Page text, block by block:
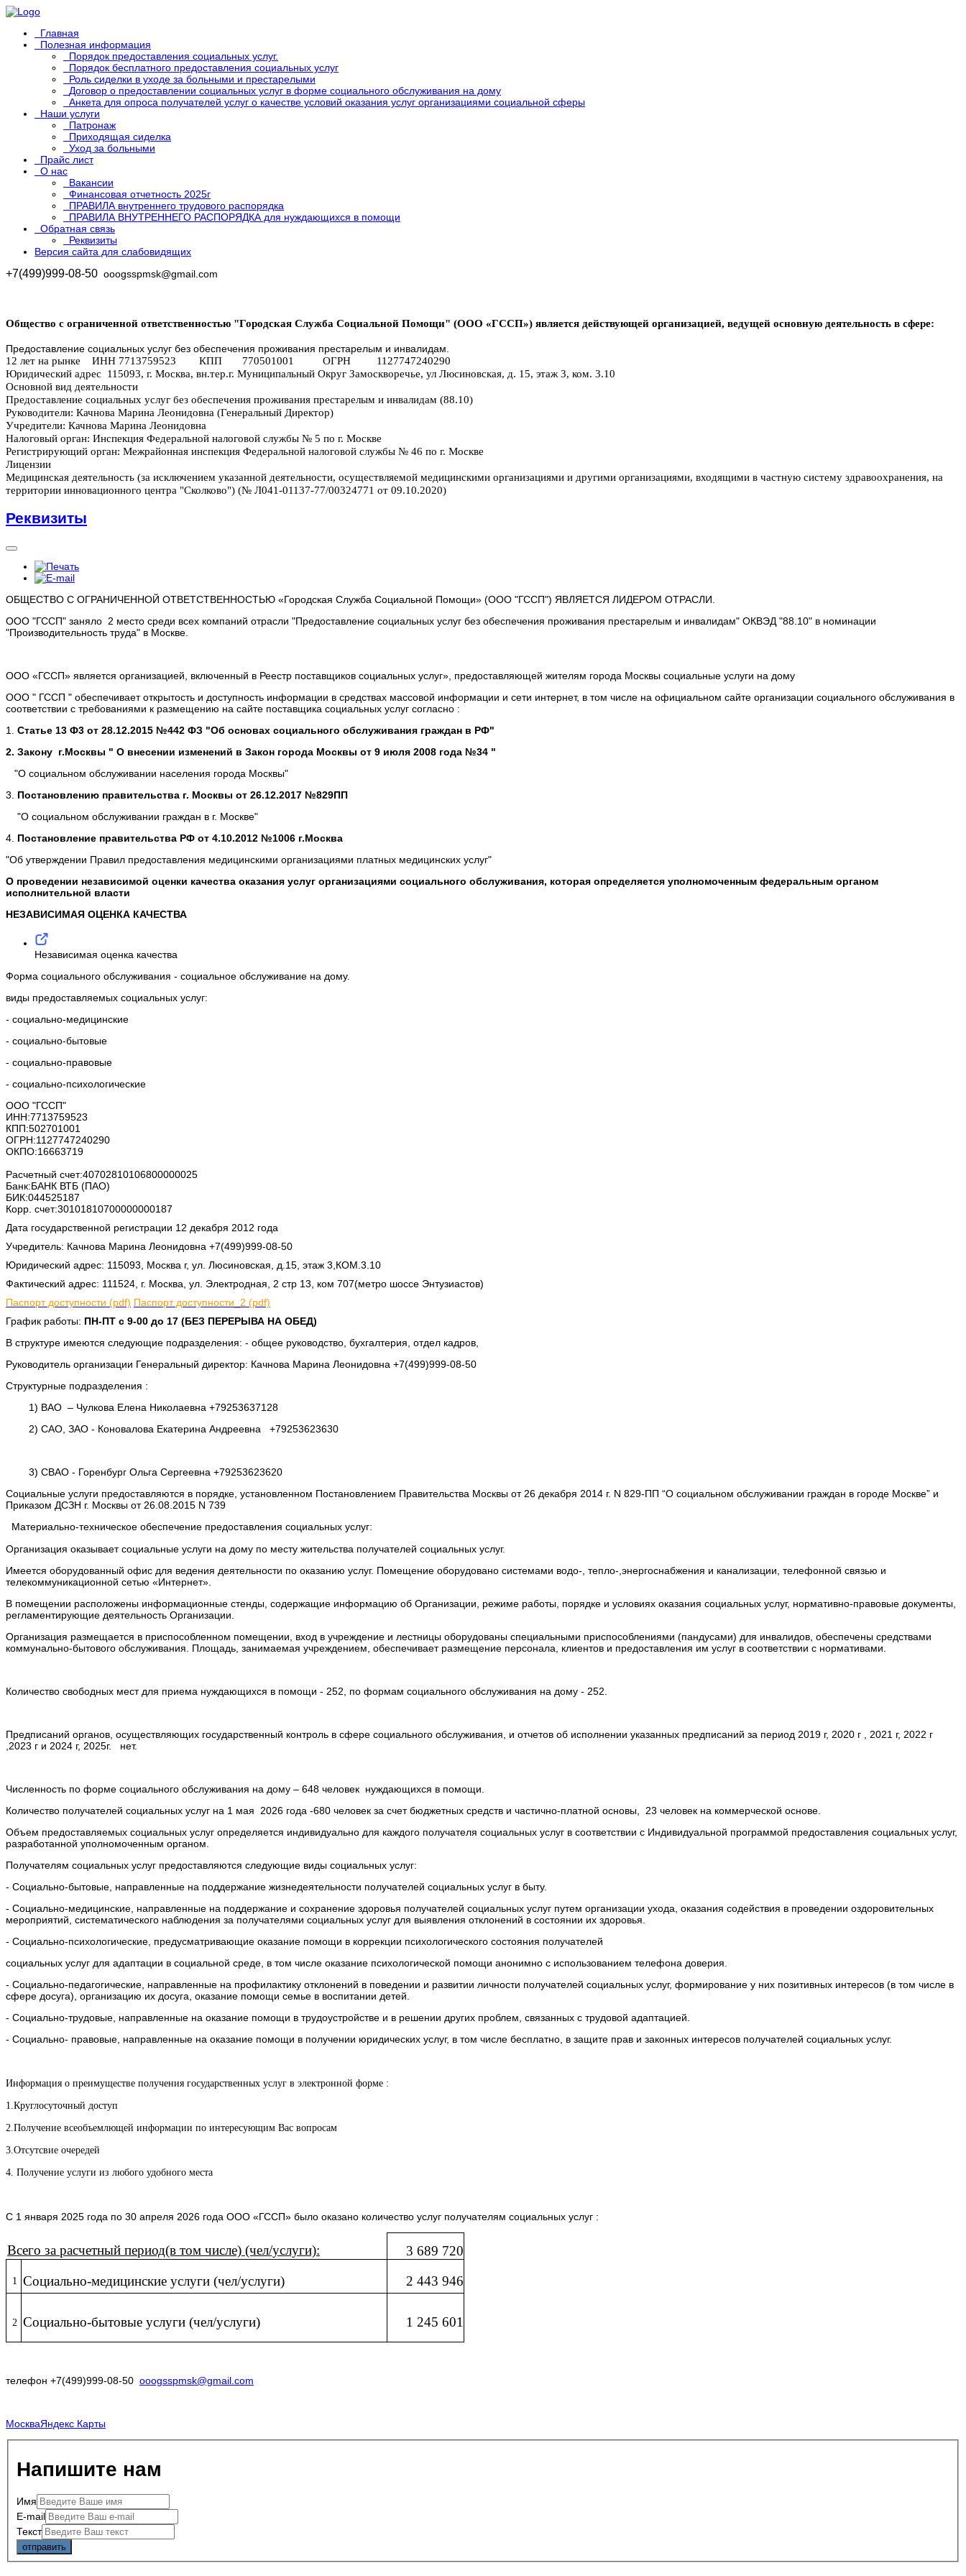
Главная
Полезная информация
Порядок предоставления социальных услуг.
Порядок бесплатного предоставления социальных услуг
Роль сиделки в уходе за больными и престарелыми
Договор о предоставлении социальных услуг в форме социального обслуживания на дому
Анкета для опроса получателей услуг о качестве условий оказания услуг организациями социальной сферы
Наши услуги
Патронаж
Приходящая сиделка
Уход за больными
Прайс лист
О нас
Вакансии
Финансовая отчетность 2025г
ПРАВИЛА внутреннего трудового распорядка
ПРАВИЛА ВНУТРЕННЕГО РАСПОРЯДКА для нуждающихся в помощи
Обратная связь
Реквизиты
Версия сайта для слабовидящих
+7(499)999-08-50 ooogsspmsk@gmail.com
Общество с ограниченной ответственностью "Городская Служба Социальной Помощи" (ООО «ГССП») является действующей организацией, ведущей основную деятельность в сфере:
Предоставление социальных услуг без обеспечения проживания престарелым и инвалидам.
12 лет на рынке ИНН 7713759523 КПП 770501001 ОГРН 1127747240290
Юридический адрес 115093, г. Москва, вн.тер.г. Муниципальный Округ Замоскворечье, ул Люсиновская, д. 15, этаж 3, ком. 3.10
Основной вид деятельности
Предоставление социальных услуг без обеспечения проживания престарелым и инвалидам (88.10)
Руководители: Качнова Марина Леонидовна (Генеральный Директор)
Учредители: Качнова Марина Леонидовна
Налоговый орган: Инспекция Федеральной налоговой службы № 5 по г. Москве
Регистрирующий орган: Межрайонная инспекция Федеральной налоговой службы № 46 по г. Москве
Лицензии
Медицинская деятельность (за исключением указанной деятельности, осуществляемой медицинскими организациями и другими организациями, входящими в частную систему здравоохранения, на
территории инновационного центра "Сколково") (№ Л041-01137-77/00324771 от 09.10.2020)
Реквизиты
ОБЩЕСТВО С ОГРАНИЧЕННОЙ ОТВЕТСТВЕННОСТЬЮ «Городская Служба Социальной Помощи» (ООО "ГССП") ЯВЛЯЕТСЯ ЛИДЕРОМ ОТРАСЛИ.
ООО "ГССП" заняло 2 место среди всех компаний отрасли "Предоставление социальных услуг без обеспечения проживания престарелым и инвалидам" ОКВЭД "88.10" в номинации
"Производительность труда" в Москве.
ООО «ГССП» является организацией, включенный в Реестр поставщиков социальных услуг», предоставляющей жителям города Москвы социальные услуги на дому
ООО " ГССП " обеспечивает открытость и доступность информации в средствах массовой информации и сети интернет, в том числе на официальном сайте организации социального обслуживания в
соответствии с требованиями к размещению на сайте поставщика социальных услуг согласно :
1. Статье 13 Ф3 от 28.12.2015 №442 ФЗ "Об основах социального обслуживания граждан в РФ"
2. Закону г.Москвы " О внесении изменений в Закон города Москвы от 9 июля 2008 года №34 "
"О социальном обслуживании населения города Москвы"
3. Постановлению правительства г. Москвы от 26.12.2017 №829ПП
"О социальном обслуживании граждан в г. Москве"
4. Постановление правительства РФ от 4.10.2012 №1006 г.Москва
"Об утверждении Правил предоставления медицинскими организациями платных медицинских услуг"
О проведении независимой оценки качества оказания услуг организациями социального обслуживания, которая определяется уполномоченным федеральным органом
исполнительной власти
НЕЗАВИСИМАЯ ОЦЕНКА КАЧЕСТВА
Независимая оценка качества
Форма социального обслуживания - социальное обслуживание на дому.
виды предоставляемых социальных услуг:
- социально-медицинские
- социально-бытовые
- социально-правовые
- социально-психологические
ООО "ГССП"
ИНН:7713759523
КПП:502701001
ОГРН:1127747240290
ОКПО:16663719
Расчетный счет:40702810106800000025
Банк:БАНК ВТБ (ПАО)
БИК:044525187
Корр. счет:30101810700000000187
Дата государственной регистрации 12 декабря 2012 года
Учредитель: Качнова Марина Леонидовна +7(499)999-08-50
Юридический адрес: 115093, Москва г, ул. Люсиновская, д.15, этаж 3,КОМ.3.10
Фактический адрес: 111524, г. Москва, ул. Электродная, 2 стр 13, ком 707(метро шоссе Энтузиастов)
Паспорт доступности (pdf) Паспорт доступности_2 (pdf)
График работы: ПН-ПТ с 9-00 до 17 (БЕЗ ПЕРЕРЫВА НА ОБЕД)
В структуре имеются следующие подразделения: - общее руководство, бухгалтерия, отдел кадров,
Руководитель организации Генеральный директор: Качнова Марина Леонидовна +7(499)999-08-50
Структурные подразделения :
1) ВАО – Чулкова Елена Николаевна +79253637128
2) САО, ЗАО - Коновалова Екатерина Андреевна +79253623630
3) СВАО - Горенбург Ольга Сергеевна +79253623620
Социальные услуги предоставляются в порядке, установленном Постановлением Правительства Москвы от 26 декабря 2014 г. N 829-ПП “О социальном обслуживании граждан в городе Москве” и
Приказом ДСЗН г. Москвы от 26.08.2015 N 739
Материально-техническое обеспечение предоставления социальных услуг:
Организация оказывает социальные услуги на дому по месту жительства получателей социальных услуг.
Имеется оборудованный офис для ведения деятельности по оказанию услуг. Помещение оборудовано системами водо-, тепло-,энергоснабжения и канализации, телефонной связью и
телекоммуникационной сетью «Интернет».
В помещении расположены информационные стенды, содержащие информацию об Организации, режиме работы, порядке и условиях оказания социальных услуг, нормативно-правовые документы,
регламентирующие деятельность Организации.
Организация размещается в приспособленном помещении, вход в учреждение и лестницы оборудованы специальными приспособлениями (пандусами) для инвалидов, обеспечены средствами
коммунально-бытового обслуживания. Площадь, занимаемая учреждением, обеспечивает размещение персонала, клиентов и предоставления им услуг в соответствии с нормативами.
Количество свободных мест для приема нуждающихся в помощи - 252, по формам социального обслуживания на дому - 252.
Предписаний органов, осуществляющих государственный контроль в сфере социального обслуживания, и отчетов об исполнении указанных предписаний за период 2019 г, 2020 г , 2021 г, 2022 г
,2023 г и 2024 г, 2025г. нет.
Численность по форме социального обслуживания на дому – 648 человек нуждающихся в помощи.
Количество получателей социальных услуг на 1 мая 2026 года -680 человек за счет бюджетных средств и частично-платной основы, 23 человек на коммерческой основе.
Объем предоставляемых социальных услуг определяется индивидуально для каждого получателя социальных услуг в соответствии с Индивидуальной программой предоставления социальных услуг,
разработанной уполномоченным органом.
Получателям социальных услуг предоставляются следующие виды социальных услуг:
- Социально-бытовые, направленные на поддержание жизнедеятельности получателей социальных услуг в быту.
- Социально-медицинские, направленные на поддержание и сохранение здоровья получателей социальных услуг путем организации ухода, оказания содействия в проведении оздоровительных
мероприятий, систематического наблюдения за получателями социальных услуг для выявления отклонений в состоянии их здоровья.
- Социально-психологические, предусматривающие оказание помощи в коррекции психологического состояния получателей
социальных услуг для адаптации в социальной среде, в том числе оказание психологической помощи анонимно с использованием телефона доверия.
- Социально-педагогические, направленные на профилактику отклонений в поведении и развитии личности получателей социальных услуг, формирование у них позитивных интересов (в том числе в
сфере досуга), организацию их досуга, оказание помощи семье в воспитании детей.
- Социально-трудовые, направленные на оказание помощи в трудоустройстве и в решении других проблем, связанных с трудовой адаптацией.
- Социально- правовые, направленные на оказание помощи в получении юридических услуг, в том числе бесплатно, в защите прав и законных интересов получателей социальных услуг.
Информация о преимуществе получения государственных услуг в электронной форме :
1.Круглосуточный доступ
2.Получение всеобъемлющей информации по интересующим Вас вопросам
3.Отсутсвие очередей
4. Получение услуги из любого удобного места
C 1 января 2025 года по 30 апреля 2026 года ООО «ГССП» было оказано количество услуг получателям социальных услуг :
Всего за расчетный период(в том числе) (чел/услуги): 3 689 720
1 Социально-медицинские услуги (чел/услуги) 2 443 946
2 Социально-бытовые услуги (чел/услуги) 1 245 601
телефон +7(499)999-08-50 ooogsspmsk@gmail.com
МоскваЯндекс Карты
Напишите нам
Имя
E-mail
Текст
отправить